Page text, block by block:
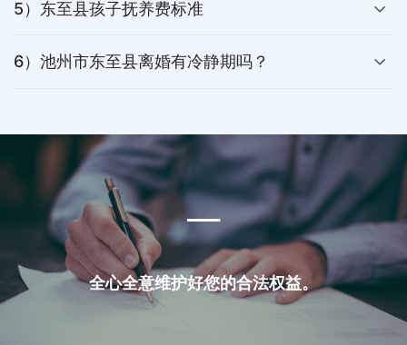
5）东至县孩子抚养费标准
6）池州市东至县离婚有冷静期吗？
___
全心全意维护好您的合法权益。